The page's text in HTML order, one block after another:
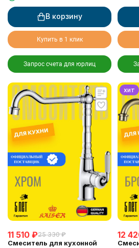
В корзину
Купить в 1 клик
Запрос счета для юрлиц
11 510 ₽25 330 ₽
Смеситель для кухонной
хит
12